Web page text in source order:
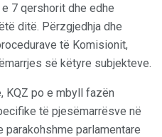
7 qershorit dhe edhe
ditë. Përzgjedhja dhe
të Komisionit,
së këtyre subjekteve.
KQZ po e mbyll fazën
të pjesëmarrësve në
parlamentare